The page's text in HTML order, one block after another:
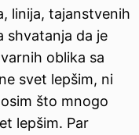
linija, tajanstvenih
shvatanja da je
oblika sa
svet lepšim, ni
što mnogo
lepšim. Par